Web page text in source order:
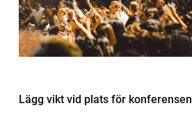
Lägg vikt vid plats för konferensen